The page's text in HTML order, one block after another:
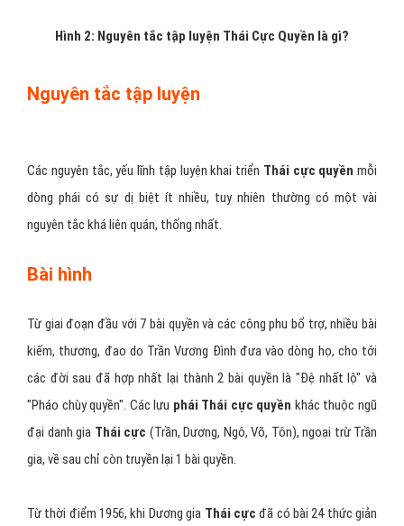
Hình 2: Nguyên tắc tập luyện Thái Cực Quyền là gì?
Nguyên tắc tập luyện
Các nguyên tắc, yếu lĩnh tập luyện khai triển Thái cực quyền mỗi
dòng phái có sự dị biệt ít nhiều, tuy nhiên thường có một vài
nguyên tắc khá liên quán, thống nhất.
Bài hình
Từ giai đoạn đầu với 7 bài quyền và các công phu bổ trợ, nhiều bài
kiếm, thương, đao do Trần Vương Đình đưa vào dòng họ, cho tới
các đời sau đã hợp nhất lại thành 2 bài quyền là "Đệ nhất lộ" và
"Pháo chùy quyền". Các lưu phái Thái cực quyền khác thuộc ngũ
đại danh gia Thái cực (Trần, Dương, Ngô, Võ, Tôn), ngoại trừ Trần
gia, về sau chỉ còn truyền lại 1 bài quyền.
Từ thời điểm 1956, khi Dương gia Thái cựcđã có bài 24 thức giản